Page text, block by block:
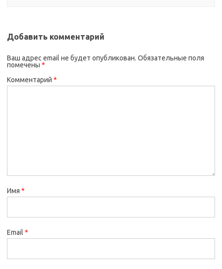
Добавить комментарий
Ваш адрес email не будет опубликован. Обязательные поля
помечены *
Комментарий *
Имя *
Email *